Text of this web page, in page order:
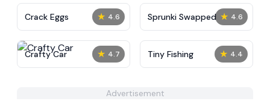
★ 4.6
Crack Eggs ★ 4.6
Sprunki Swapped
★ 4.7
Crafty Car ★ 4.4
Tiny Fishing
Advertisement